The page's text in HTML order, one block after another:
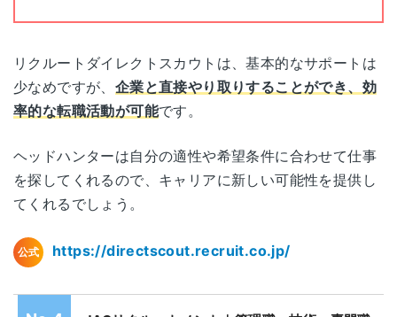
リクルートダイレクトスカウトは、基本的なサポートは
少なめですが、 企業と直接やり取りすることができ、効
率的な転職活動が可能です。
ヘッドハンターは自分の適性や希望条件に合わせて仕事
を探してくれるので、キャリアに新しい可能性を提供し
てくれるでしょう。
公式 https://directscout.recruit.co.jp/